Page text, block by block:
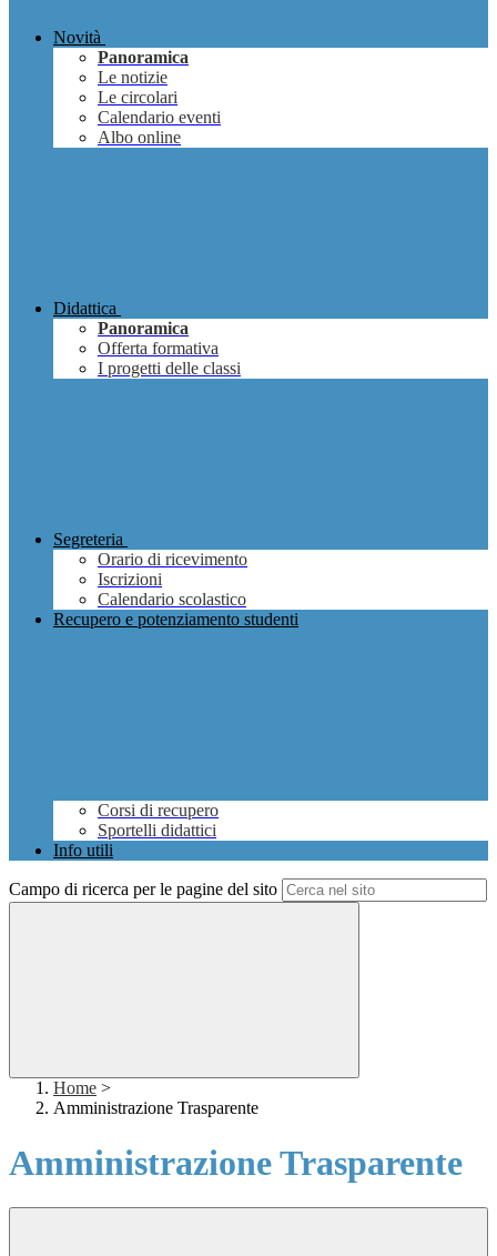
Novità
Panoramica
Le notizie
Le circolari
Calendario eventi
Albo online
Didattica
Panoramica
Offerta formativa
I progetti delle classi
Segreteria
Orario di ricevimento
Iscrizioni
Calendario scolastico
Recupero e potenziamento studenti
Corsi di recupero
Sportelli didattici
Info utili
Campo di ricerca per le pagine del sito
Home >
Amministrazione Trasparente
Amministrazione Trasparente